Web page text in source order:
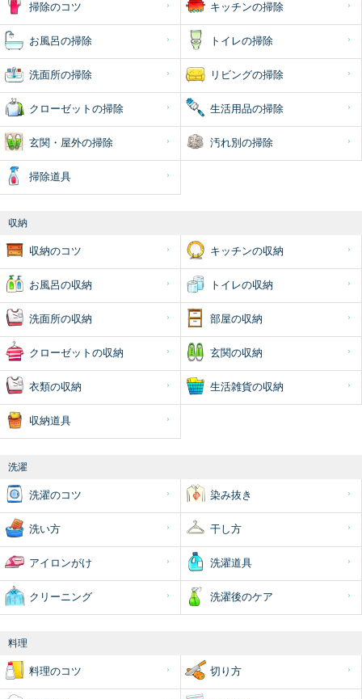
掃除のコツ キッチンの掃除
お風呂の掃除 トイレの掃除
洗面所の掃除 リビングの掃除
クローゼットの掃除 生活用品の掃除
玄関・屋外の掃除 汚れ別の掃除
掃除道具
収納
収納のコツ キッチンの収納
お風呂の収納 トイレの収納
洗面所の収納 部屋の収納
クローゼットの収納 玄関の収納
衣類の収納 生活雑貨の収納
収納道具
洗濯
洗濯のコツ 染み抜き
洗い方 干し方
アイロンがけ 洗濯道具
クリーニング 洗濯後のケア
料理
料理のコツ 切り方